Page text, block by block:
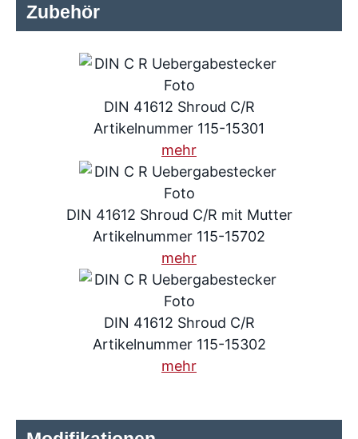
Zubehör
DIN 41612 Shroud C/R
Artikelnummer 115-15301
mehr
DIN 41612 Shroud C/R mit Mutter
Artikelnummer 115-15702
mehr
DIN 41612 Shroud C/R
Artikelnummer 115-15302
mehr